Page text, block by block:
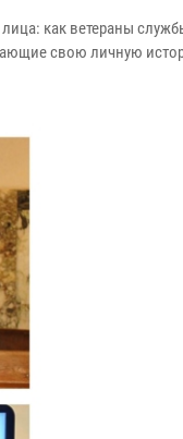
как ветераны
свою личную